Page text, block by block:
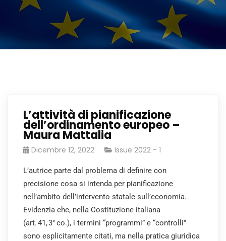
L’attività di pianificazione
dell’ordinamento europeo –
Maura Mattalia
Dicembre 12, 2022 Issue 2022 - 1
L’autrice parte dal problema di definire con
precisione cosa si intenda per pianificazione
nell’ambito dell’intervento statale sull’economia.
Evidenzia che, nella Costituzione italiana
(art. 41, 3° co.), i termini “programmi” e “controlli”
sono esplicitamente citati, ma nella pratica giuridica